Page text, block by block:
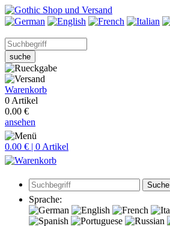
suche
Warenkorb
0 Artikel
0.00 €
ansehen
0.00 € | 0 Artikel
Suche
Sprache: